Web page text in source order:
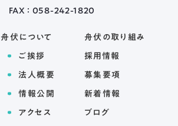
FAX ： 058-242-1820
舟伏について
ご挨拶
法人概要
情報公開
アクセス
舟伏の取り組み
採用情報
募集要項
新着情報
ブログ